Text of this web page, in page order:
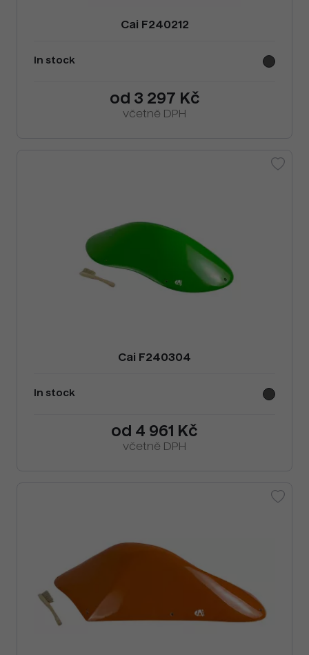
Cai F240212
In stock
od 3 297 Kč
včetně DPH
Cai F240304
In stock
od 4 961 Kč
včetně DPH